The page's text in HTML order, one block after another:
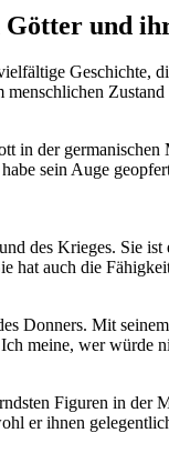
und
Geschichte,
in der
sein Auge
des Krieges. Sie
hat auch die
‍Donners. ⁤Mit
meine, wer⁢ würde‌
Figuren in ​der
er ihnen